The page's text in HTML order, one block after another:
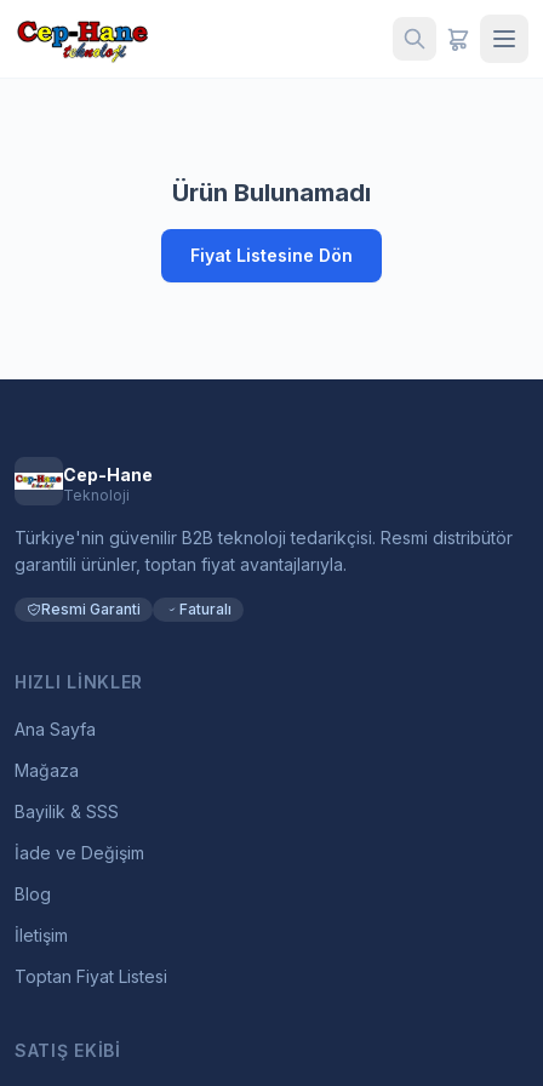
Ürün Bulunamadı
Fiyat Listesine Dön
Cep-Hane
Teknoloji
Türkiye'nin güvenilir B2B teknoloji tedarikçisi. Resmi distribütör
garantili ürünler, toptan fiyat avantajlarıyla.
Resmi Garanti Faturalı
HIZLI LINKLER
Ana Sayfa
Mağaza
Bayilik & SSS
İade ve Değişim
Blog
İletişim
Toptan Fiyat Listesi
SATIŞ EKIBI